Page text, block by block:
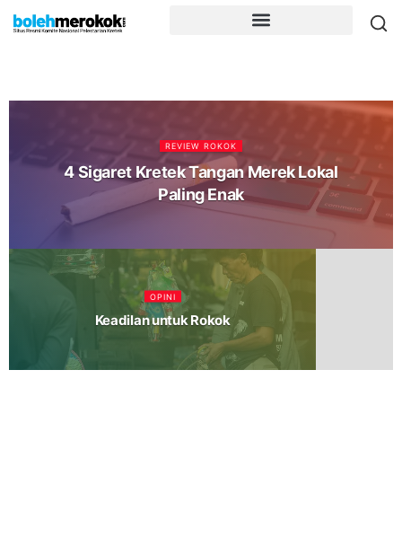
REVIEW ROKOK
4 Sigaret Kretek Tangan Merek Lokal
Paling Enak
OPINI
Keadilan untuk Rokok